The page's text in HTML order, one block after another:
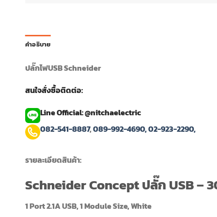
คำอธิบาย
ปลั๊กไฟUSB Schneider
สนใจสั่งซื้อติดต่อ:
Line Official: @nitchaelectric
082-541-8887,089-992-4690,02-923-2290,
รายละเอียดสินค้า:
Schneider Concept ปลั๊ก USB –
1 Port 2.1A USB, 1 Module Size, White